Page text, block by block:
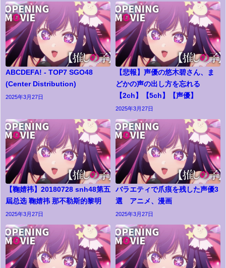
ABCDEFA! - TOP7 SGO48
(Center Distribution)
2025年3月27日
【悲報】声優の悠木碧さん、ま
どかの声の出し方を忘れる
【2ch】【5ch】【声優】
2025年3月27日
【鞠婧祎】20180728 snh48第五
屆总选 鞠婧祎 那不勒斯的黎明
2025年3月27日
バラエティで爪痕を残した声優3
選 アニメ、漫画
2025年3月27日